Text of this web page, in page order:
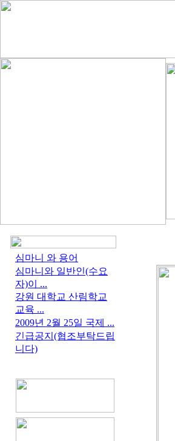
심마니 와 용어
심마니와 일반인(수요
자)이 ...
강원 대학교 산림학교
교육 ...
2009년 2월 25일 국제 ...
긴급공지(협조부탁드립
니다)